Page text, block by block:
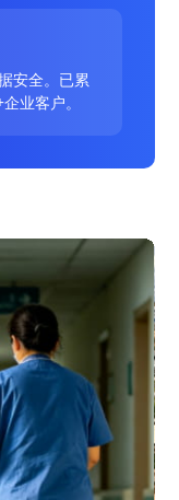
安全。已累
业客户。